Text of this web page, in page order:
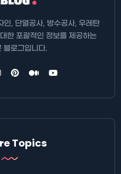
인, 단열공사, 방수공사, 우레탄
한 포괄적인 정보를 제공하는
블로그입니다.
Topics